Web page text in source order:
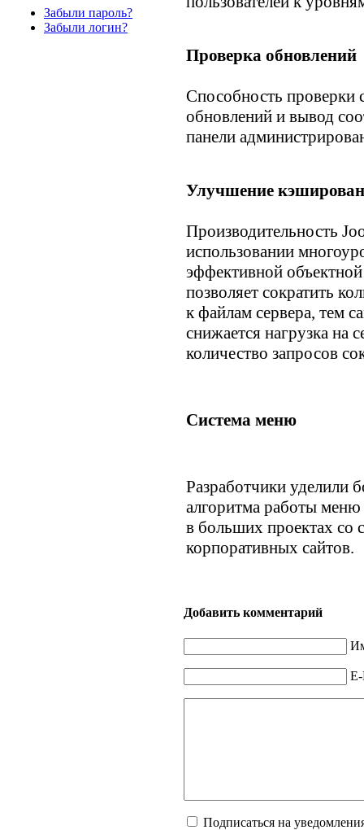
Забыли пароль?
Забыли логин?
Проверка обновлений
Способность проверки
обновлений и вывод
панели
Улучшение
Производительность
использовании
эффективной
позволяет сократить
к файлам сервера, тем
снижается нагрузка на
количество запросов
Система меню
Разработчики уделили
алгоритма работы
в больших проектах
корпоративных сайтов.
Добавить комментарий
E-
Подписаться на